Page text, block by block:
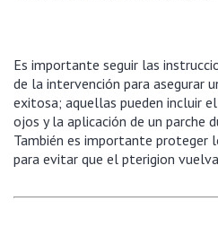
Es importante seguir las
de la intervención para asegurar
exitosa; aquellas pueden incluir
ojos y la aplicación de un parche
También es importante proteger
para evitar que el pterigion